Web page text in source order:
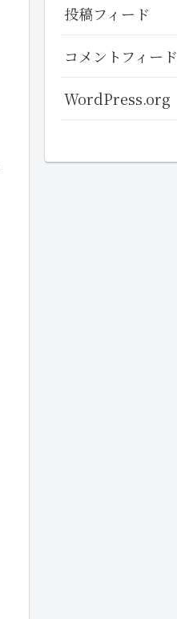
投稿フィード
コメントフィード
WordPress.org